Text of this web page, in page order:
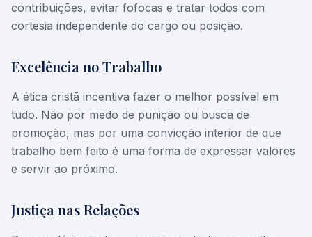
contribuições, evitar fofocas e tratar todos com
cortesia independente do cargo ou posição.
Excelência no Trabalho
A ética cristã incentiva fazer o melhor possível em
tudo. Não por medo de punição ou busca de
promoção, mas por uma convicção interior de que
trabalho bem feito é uma forma de expressar valores
e servir ao próximo.
Justiça nas Relações